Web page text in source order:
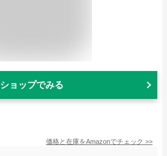
ショップでみる
価格と在庫をAmazonでチェック >>